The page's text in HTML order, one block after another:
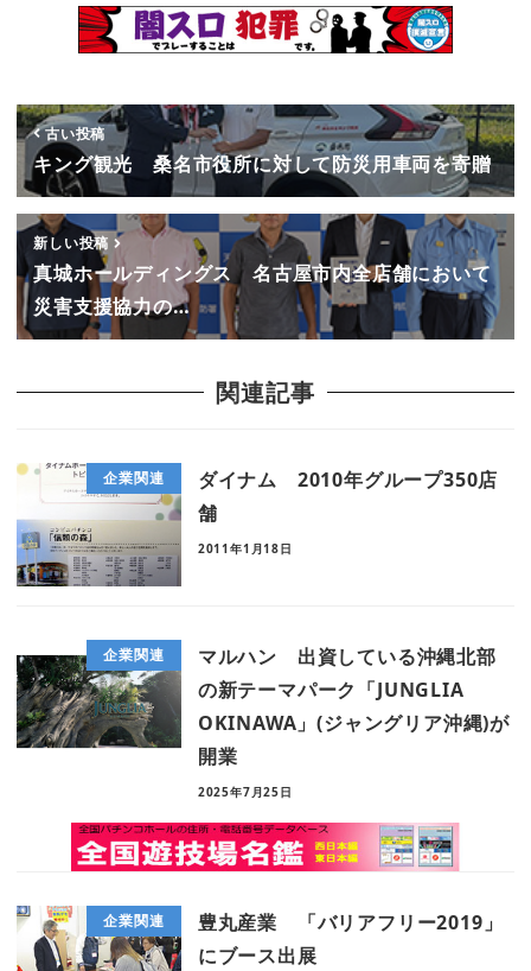
古い投稿
キング観光 桑名市役所に対して防災用車両を寄贈
新しい投稿
真城ホールディングス 名古屋市内全店舗において
災害支援協力の…
関連記事
企業関連
ダイナム 2010年グループ350店
舗
2011年1月18日
企業関連
マルハン 出資している沖縄北部
の新テーマパーク「JUNGLIA
OKINAWA」(ジャングリア沖縄)が
開業
2025年7月25日
企業関連
豊丸産業 「バリアフリー2019」
にブース出展